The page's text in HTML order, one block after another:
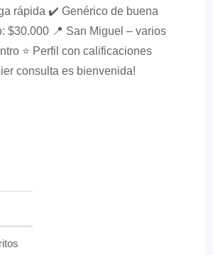
rápida ✔️ Genérico de buena
$30.000 📍 San Miguel – varios
⭐ Perfil con calificaciones
consulta es bienvenida!